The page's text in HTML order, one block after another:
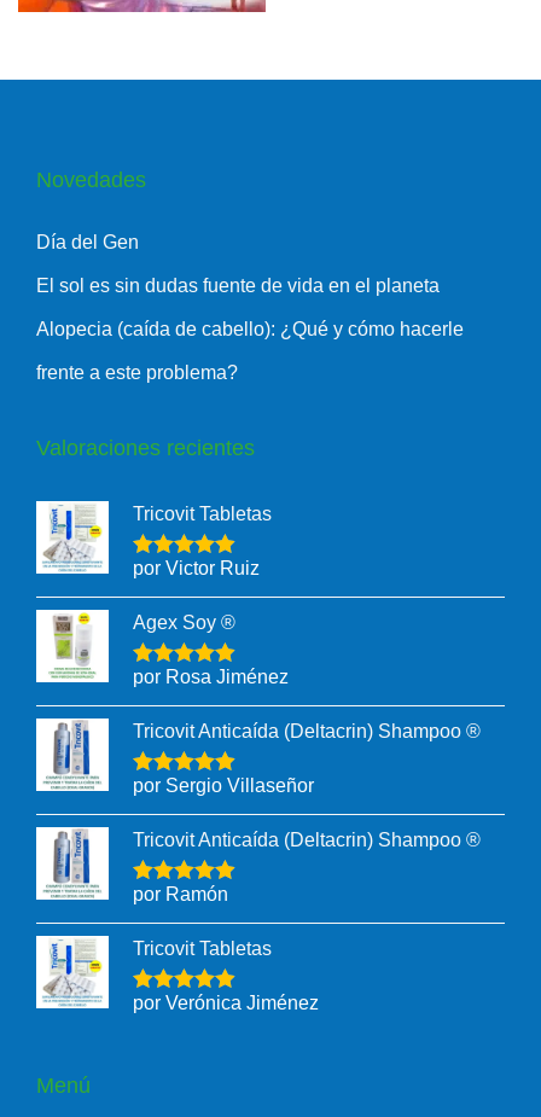
Novedades
Día del Gen
El sol es sin dudas fuente de vida en el planeta
Alopecia (caída de cabello): ¿Qué y cómo hacerle
frente a este problema?
Valoraciones recientes
Tricovit Tabletas
por Victor Ruiz
Agex Soy ®
por Rosa Jiménez
Tricovit Anticaída (Deltacrin) Shampoo ®
por Sergio Villaseñor
Tricovit Anticaída (Deltacrin) Shampoo ®
por Ramón
Tricovit Tabletas
por Verónica Jiménez
Menú